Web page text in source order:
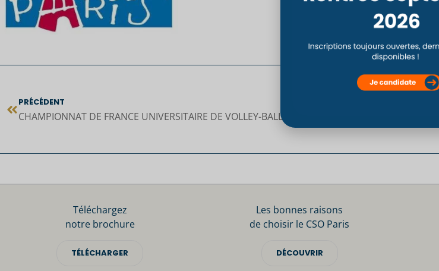
PRÉCÉDENT
Téléchargez
notre brochure
TÉLÉCHARGER
Les bonnes raisons
de choisir le CSO Paris
DÉCOUVRIR